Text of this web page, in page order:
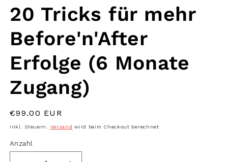
in
Modal
20 Tricks für mehr
Before'n'After
Erfolge (6 Monate
Zugang)
Normaler
Preis
€99.00 EUR
Inkl. Steuern. Versand wird beim Checkout berechnet
Anzahl
Anzahl